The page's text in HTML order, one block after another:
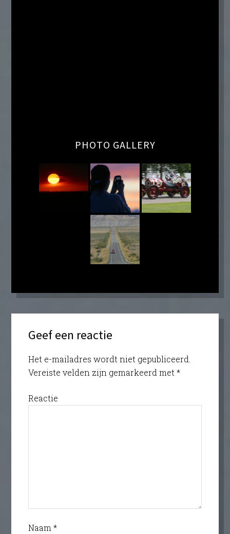
PHOTO GALLERY
Geef een reactie
Het e-mailadres wordt niet gepubliceerd.
Vereiste velden zijn gemarkeerd met*
Reactie
Naam*